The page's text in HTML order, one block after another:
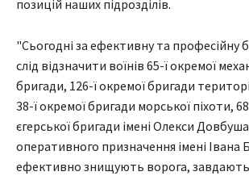
позицій наших підрозділів.
"Сьогодні за ефективну та професійну
слід відзначити воїнів 65-ї окремої
бригади, 126-ї окремої бригади
38-ї окремої бригади морської піхоти,
єгерської бригади імені Олекси
оперативного призначення імені Івана
ефективно знищують ворога,